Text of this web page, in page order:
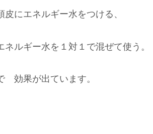
にエネルギー水をつける、
ネルギー水を１対１で混ぜて使う。
効果が出ています。